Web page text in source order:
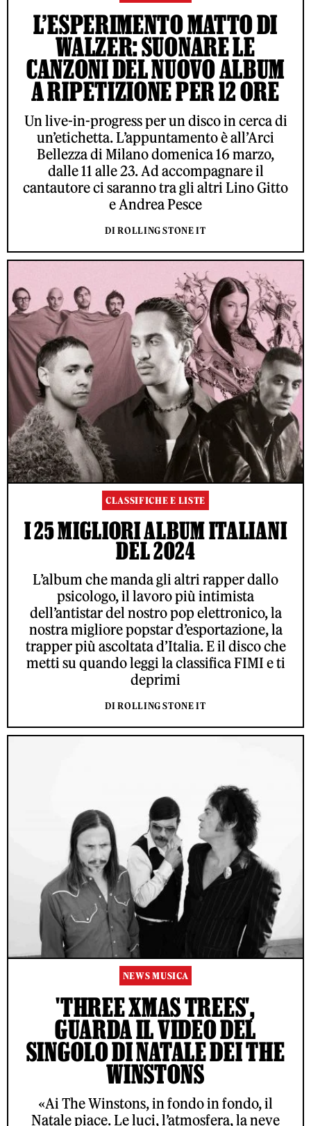
L’ESPERIMENTO MATTO DI
WALZER: SUONARE LE
CANZONI DEL NUOVO ALBUM
A RIPETIZIONE PER 12 ORE
Un live-in-progress per un disco in cerca di
un’etichetta. L’appuntamento è all’Arci
Bellezza di Milano domenica 16 marzo,
dalle 11 alle 23. Ad accompagnare il
cantautore ci saranno tra gli altri Lino Gitto
e Andrea Pesce
DI ROLLING STONE IT
CLASSIFICHE E LISTE
I 25 MIGLIORI ALBUM ITALIANI
DEL 2024
L’album che manda gli altri rapper dallo
psicologo, il lavoro più intimista
dell’antistar del nostro pop elettronico, la
nostra migliore popstar d’esportazione, la
trapper più ascoltata d’Italia. E il disco che
metti su quando leggi la classifica FIMI e ti
deprimi
DI ROLLING STONE IT
NEWS MUSICA
'THREE XMAS TREES',
GUARDA IL VIDEO DEL
SINGOLO DI NATALE DEI THE
WINSTONS
«Ai The Winstons, in fondo in fondo, il
Natale piace. Le luci, l’atmosfera, la neve